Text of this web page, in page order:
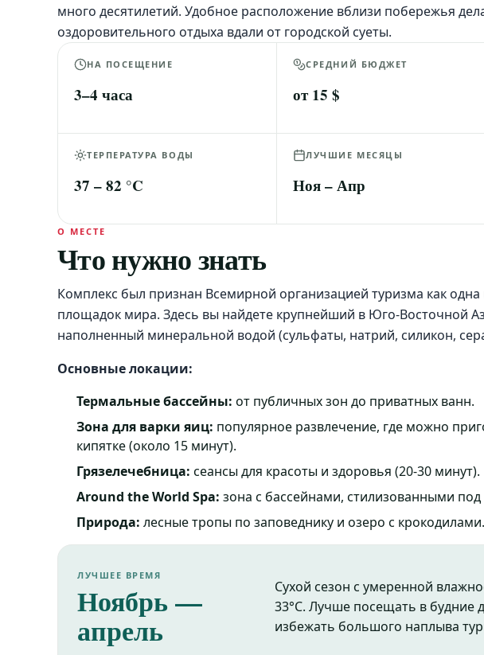
много десятилетий. Удобное расположение вблизи побережья
оздоровительного отдыха вдали от городской суеты.
НА ПОСЕЩЕНИЕ
3–4 часа
СРЕДНИЙ БЮДЖЕТ
от 15 $
ТЕРПЕРАТУРА ВОДЫ
37 – 82 °C
ЛУЧШИЕ МЕСЯЦЫ
Ноя – Апр
О МЕСТЕ
Что нужно знать
Комплекс был признан Всемирной организацией туризма как одна
площадок мира. Здесь вы найдете крупнейший в Юго-Восточной
наполненный минеральной водой (сульфаты, натрий, силикон,
Основные локации:
Термальные бассейны: от публичных зон до приватных ванн.
Зона для варки яиц: популярное развлечение, где можно
кипятке (около 15 минут).
Грязелечебница: сеансы для красоты и здоровья (20-30 минут).
Around the World Spa: зона с бассейнами, стилизованными
Природа: лесные тропы по заповеднику и озеро с крокодилами.
ЛУЧШЕЕ ВРЕМЯ
Ноябрь —
апрель
Сухой сезон с умеренной
33°C. Лучше посещать в будние
избежать большого наплыва